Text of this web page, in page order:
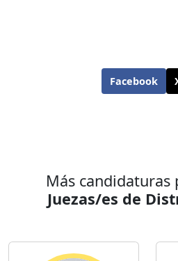
Facebook
Más candidaturas
Juezas/es de